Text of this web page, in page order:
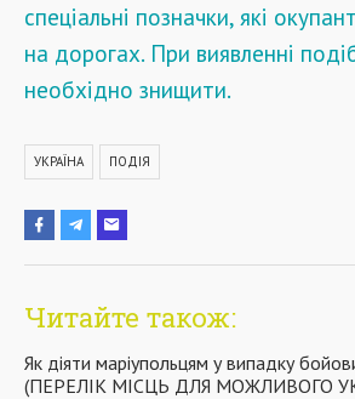
спеціальні позначки, які
на дорогах. При виявленні
необхідно знищити.
УКРАЇНА ПОДІЯ
Читайте також:
Як діяти маріупольцям у випадку
(ПЕРЕЛІК МІСЦЬ ДЛЯ МОЖЛИВОГО